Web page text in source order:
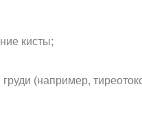
кисты;
(например,